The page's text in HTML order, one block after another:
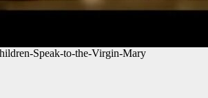
Speak-to-the-Virgin-Mary